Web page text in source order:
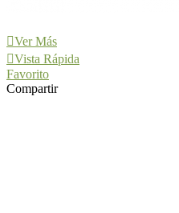
Ver Más
Vista Rápida
Favorito
Compartir